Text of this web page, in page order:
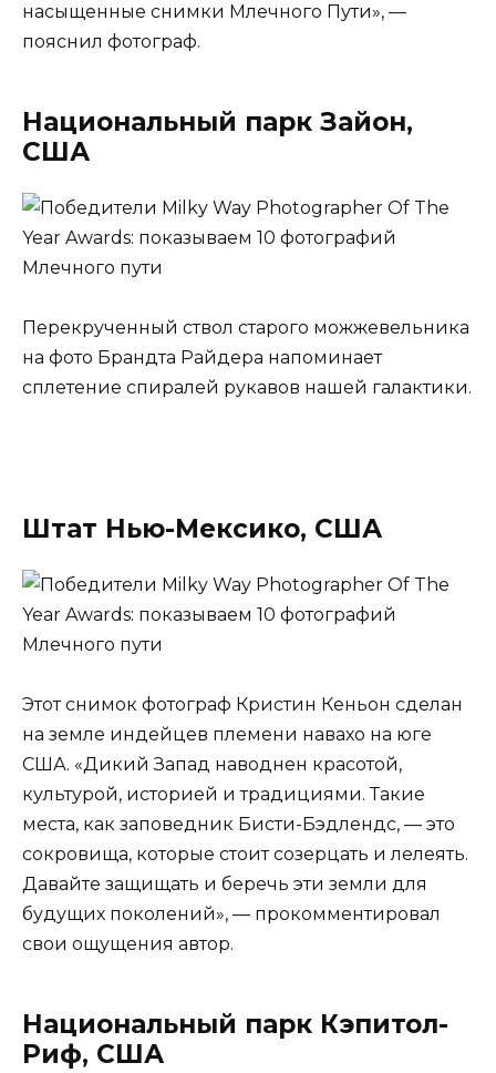
насыщенные снимки Млечного Пути», —
пояснил фотограф.
Национальный парк Зайон,
США
Перекрученный ствол старого можжевельника
на фото Брандта Райдера напоминает
сплетение спиралей рукавов нашей галактики.
Штат Нью-Мексико, США
Этот снимок фотограф Кристин Кеньон сделан
на земле индейцев племени навахо на юге
США. «Дикий Запад наводнен красотой,
культурой, историей и традициями. Такие
места, как заповедник Бисти-Бэдлендс, — это
сокровища, которые стоит созерцать и лелеять.
Давайте защищать и беречь эти земли для
будущих поколений», — прокомментировал
свои ощущения автор.
Национальный парк Кэпитол-
Риф, США